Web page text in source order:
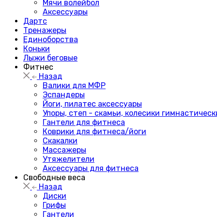
Мячи волейбол
Аксессуары
Дартс
Тренажеры
Единоборства
Коньки
Лыжи беговые
Фитнес
Назад
Валики для МФР
Эспандеры
Йоги, пилатес аксессуары
Упоры, степ - скамьи, колесики
Гантели для фитнеса
Коврики для фитнеса/йоги
Скакалки
Массажеры
Утяжелители
Аксессуары для фитнеса
Свободные веса
Назад
Диски
Грифы
Гантели